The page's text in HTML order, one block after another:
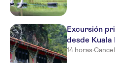
Excursión
desde Kuala
14 horas·